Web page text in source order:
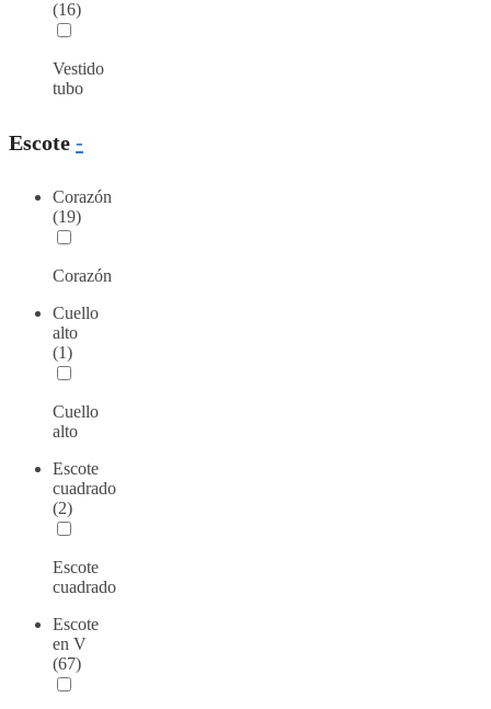
(16)
Vestido
tubo
Escote -
Corazón
(19)
Corazón
Cuello
alto
(1)
Cuello
alto
Escote
cuadrado
(2)
Escote
cuadrado
Escote
en V
(67)